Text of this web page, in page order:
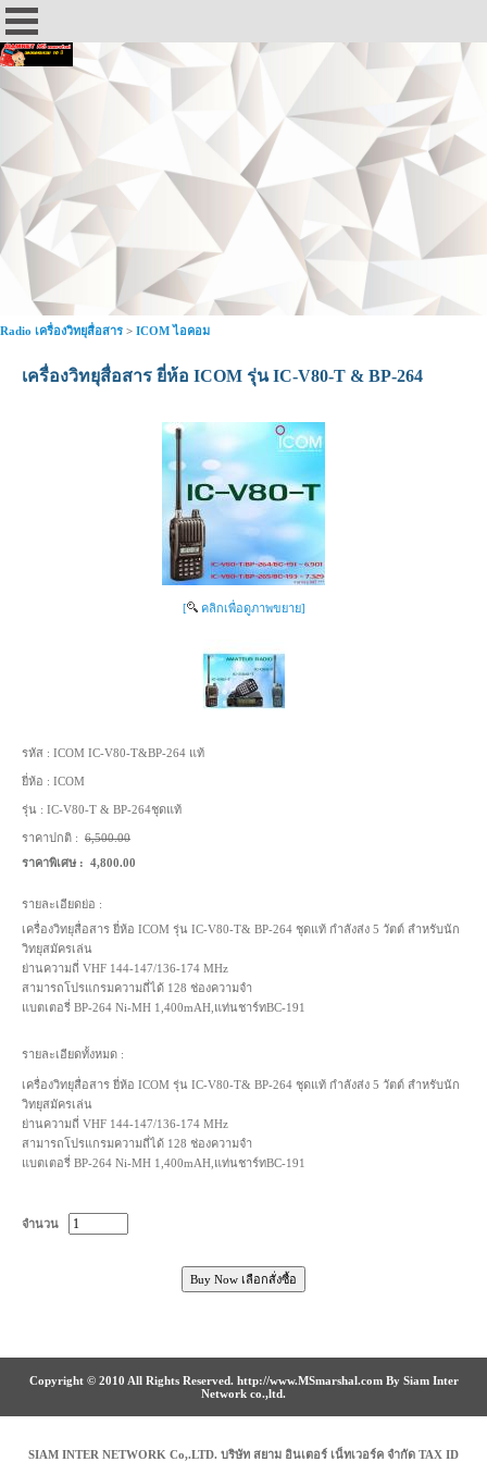
Radio เครื่องวิทยุสื่อสาร > ICOM ไอคอม
เครื่องวิทยุสื่อสาร ยี่ห้อ ICOM รุ่น IC-V80-T & BP-264
[ คลิกเพื่อดูภาพขยาย]
รหัส : ICOM IC-V80-T&BP-264 แท้
ยี่ห้อ : ICOM
รุ่น : IC-V80-T & BP-264ชุดแท้
ราคาปกติ : 6,500.00
ราคาพิเศษ : 4,800.00
รายละเอียดย่อ :
เครื่องวิทยุสื่อสาร ยี่ห้อ ICOM รุ่น IC-V80-T& BP-264 ชุดแท้ กำลังส่ง 5 วัตต์ สำหรับนัก
วิทยุสมัครเล่น
ย่านความถี่ VHF 144-147/136-174 MHz
สามารถโปรแกรมความถี่ได้ 128 ช่องความจำ
แบตเตอรี่ BP-264 Ni-MH 1,400mAH,แท่นชาร์ทBC-191
รายละเอียดทั้งหมด :
เครื่องวิทยุสื่อสาร ยี่ห้อ ICOM รุ่น IC-V80-T& BP-264 ชุดแท้ กำลังส่ง 5 วัตต์ สำหรับนัก
วิทยุสมัครเล่น
ย่านความถี่ VHF 144-147/136-174 MHz
สามารถโปรแกรมความถี่ได้ 128 ช่องความจำ
แบตเตอรี่ BP-264 Ni-MH 1,400mAH,แท่นชาร์ทBC-191
จำนวน
Copyright © 2010 All Rights Reserved. http://www.MSmarshal.com By Siam Inter
Network co.,ltd.
SIAM INTER NETWORK Co,.LTD. บริษัท สยาม อินเตอร์ เน็ทเวอร์ค จำกัด TAX ID